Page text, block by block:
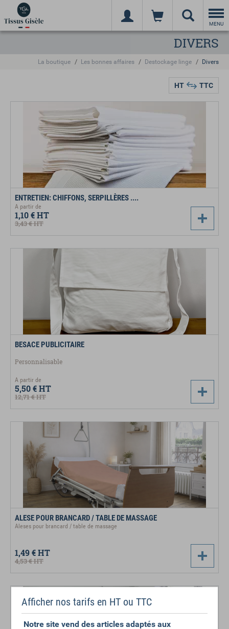
MENU
DIVERS
La boutique Les bonnes affaires Destockage linge Divers
HT TTC
ENTRETIEN: CHIFFONS, SERPILLÈRES ....
A partir de
1,10 €HT
3,43 €HT
BESACE PUBLICITAIRE
Personnalisable
A partir de
5,50 €HT
12,71 €HT
ALESE POUR BRANCARD / TABLE DE MASSAGE
Aleses pour brancard / table de massage
1,49 €HT
4,53 €HT
Afficher nos tarifs en HT ou TTC
Notre site vend des articles adaptés aux